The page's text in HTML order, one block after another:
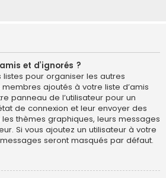
et d’ignorés ?
listes pour organiser les autres
ajoutés à votre liste d’amis
panneau de l’utilisateur pour un
de connexion et leur envoyer des
thèmes graphiques, leurs messages
Si vous ajoutez un utilisateur à votre
seront masqués par défaut.